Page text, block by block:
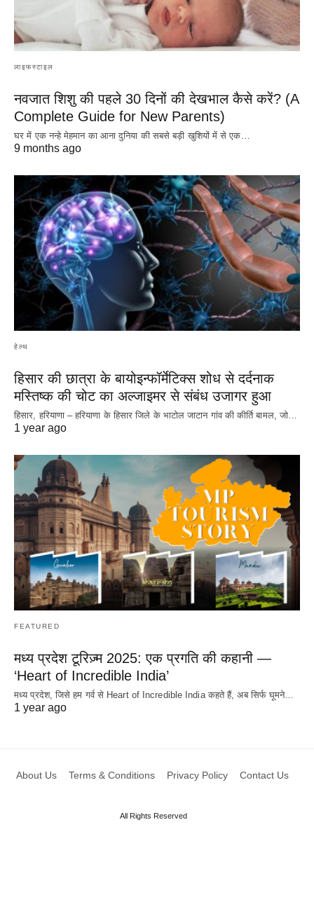
लाइफस्टाइल
नवजात शिशु की पहले 30 दिनों की देखभाल कैसे करें? (A
Complete Guide for New Parents)
घर में एक नन्हे मेहमान का आना दुनिया की सबसे बड़ी खुशियों में से एक…
9 months ago
हेल्थ
हिसार की छात्रा के बायोइन्फॉर्मेटिक्स शोध से दर्दनाक
मस्तिष्क की चोट का अल्जाइमर से संबंध उजागर हुआ
हिसार, हरियाणा – हरियाणा के हिसार जिले के भाटोल जाटान गांव की कीर्ति बामल, जो…
1 year ago
FEATURED
मध्य प्रदेश टूरिज़्म 2025: एक प्रगति की कहानी —
‘Heart of Incredible India’
मध्य प्रदेश, जिसे हम गर्व से Heart of Incredible India कहते हैं, अब सिर्फ घूमने…
1 year ago
About Us Terms & Conditions Privacy Policy Contact Us
All Rights Reserved